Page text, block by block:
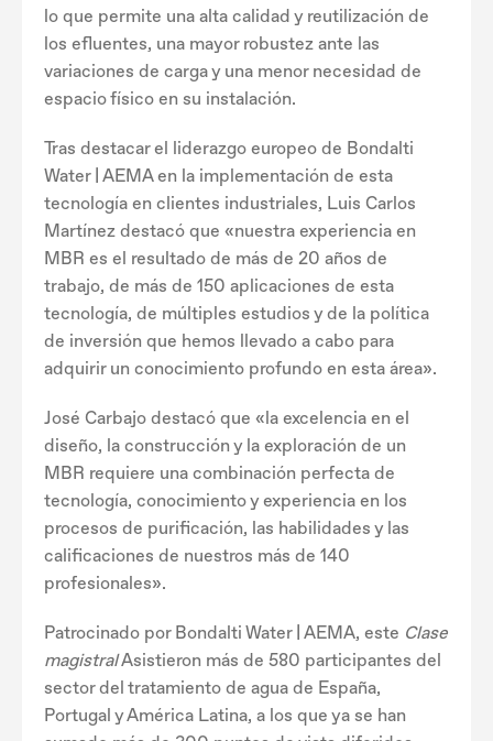
lo que permite una alta calidad y reutilización de
los efluentes, una mayor robustez ante las
variaciones de carga y una menor necesidad de
espacio físico en su instalación.
Tras destacar el liderazgo europeo de Bondalti
Water | AEMA en la implementación de esta
tecnología en clientes industriales, Luis Carlos
Martínez destacó que «nuestra experiencia en
MBR es el resultado de más de 20 años de
trabajo, de más de 150 aplicaciones de esta
tecnología, de múltiples estudios y de la política
de inversión que hemos llevado a cabo para
adquirir un conocimiento profundo en esta área».
José Carbajo destacó que «la excelencia en el
diseño, la construcción y la exploración de un
MBR requiere una combinación perfecta de
tecnología, conocimiento y experiencia en los
procesos de purificación, las habilidades y las
calificaciones de nuestros más de 140
profesionales».
Patrocinado por Bondalti Water | AEMA, este Clase
magistralAsistieron más de 580 participantes del
sector del tratamiento de agua de España,
Portugal y América Latina, a los que ya se han